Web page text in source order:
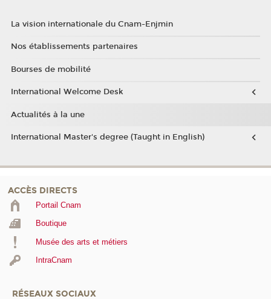
La vision internationale du Cnam-Enjmin
Nos établissements partenaires
Bourses de mobilité
International Welcome Desk
Actualités à la une
International Master's degree (Taught in English)
ACCÈS DIRECTS
Portail Cnam
Boutique
Musée des arts et métiers
IntraCnam
RÉSEAUX SOCIAUX